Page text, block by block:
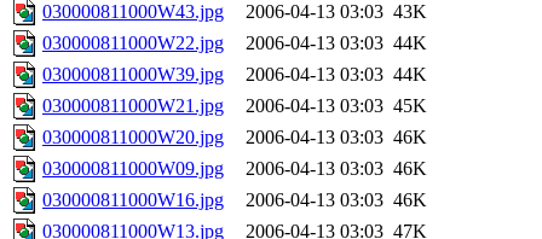
030000811000W43.jpg
2006-04-13 03:03 43K
030000811000W22.jpg
2006-04-13 03:03 44K
030000811000W39.jpg
2006-04-13 03:03 44K
030000811000W21.jpg
2006-04-13 03:03 45K
030000811000W20.jpg
2006-04-13 03:03 46K
030000811000W09.jpg
2006-04-13 03:03 46K
030000811000W16.jpg
2006-04-13 03:03 46K
030000811000W13.jpg
2006-04-13 03:03 47K